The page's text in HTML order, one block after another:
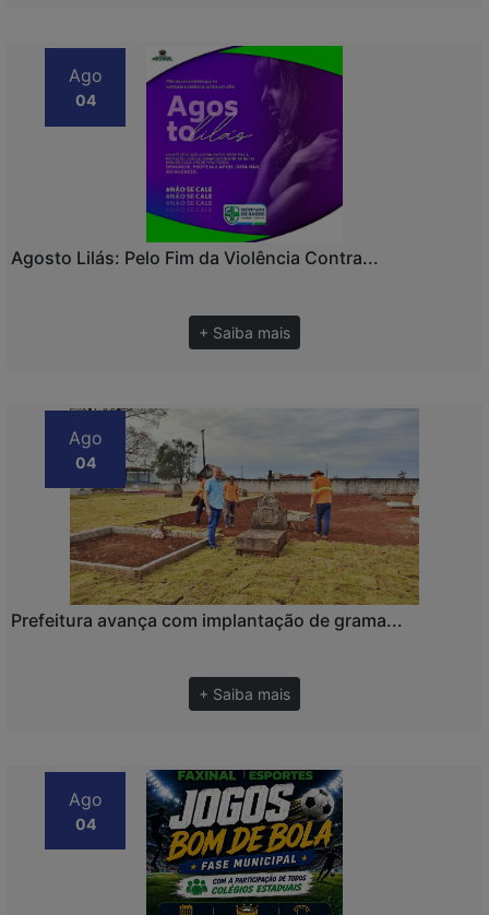
Ago
04
Agosto Lilás: Pelo Fim da Violência Contra...
+ Saiba mais
Ago
04
Prefeitura avança com implantação de grama...
+ Saiba mais
Ago
04